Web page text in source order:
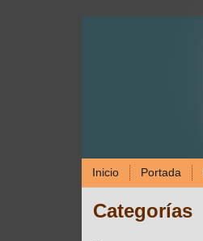
Inicio Portada
Categorías